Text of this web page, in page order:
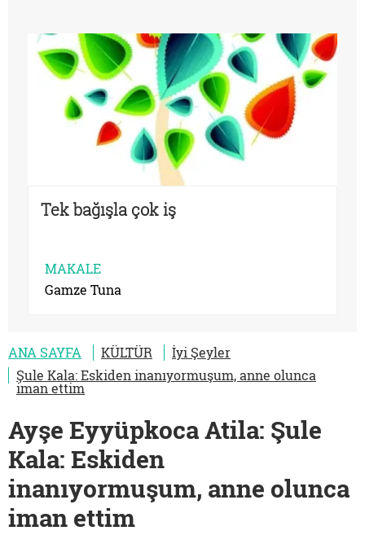
Tek bağışla çok iş
MAKALE
Gamze Tuna
ANA SAYFA KÜLTÜR
İyi Şeyler
Şule Kala: Eskiden inanıyormuşum, anne olunca
iman ettim
Ayşe Eyyüpkoca Atila: Şule
Kala: Eskiden
inanıyormuşum, anne olunca
iman ettim